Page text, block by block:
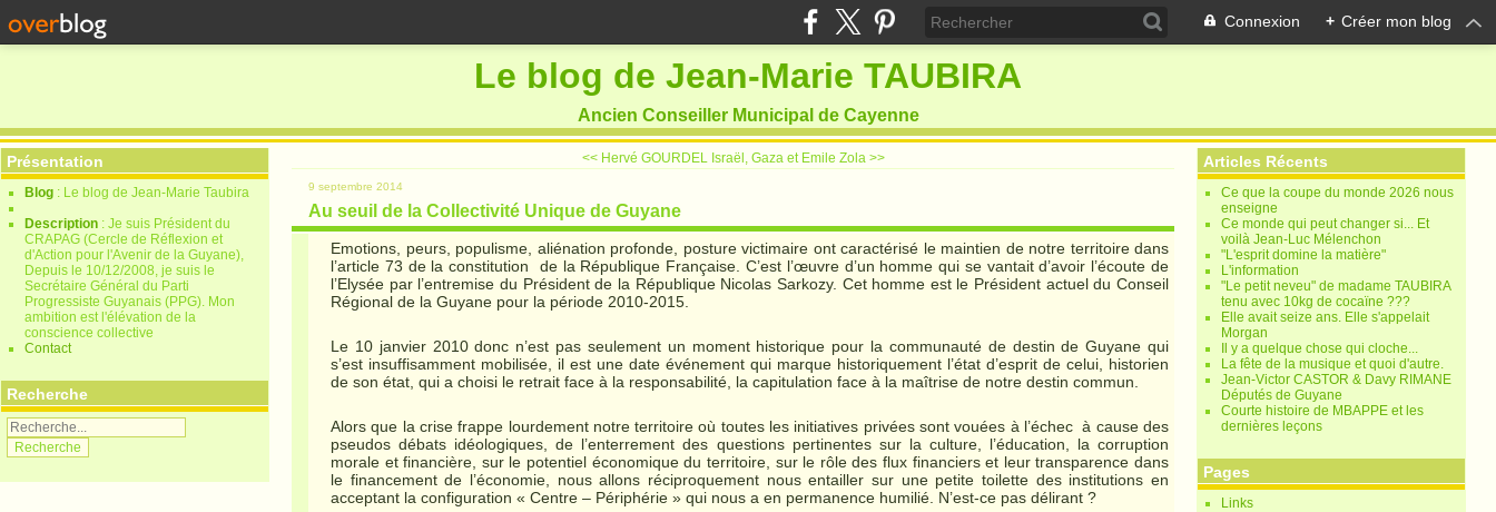
Connexion + Créer mon blog
Le blog de Jean-Marie TAUBIRA
Ancien Conseiller Municipal de Cayenne
Présentation
Blog : Le blog de Jean-Marie Taubira
Description : Je suis Président du
CRAPAG (Cercle de Réflexion et
d'Action pour l'Avenir de la Guyane),
Depuis le 10/12/2008, je suis le
Secrétaire Général du Parti
Progressiste Guyanais (PPG). Mon
ambition est l'élévation de la
conscience collective
Contact
Recherche
<< Hervé GOURDEL Israël, Gaza et Emile Zola >>
9 septembre 2014
Au seuil de la Collectivité Unique de Guyane
Emotions, peurs, populisme, aliénation profonde, posture victimaire ont caractérisé le maintien de notre territoire dans
l’article 73 de la constitution de la République Française. C’est l’œuvre d’un homme qui se vantait d’avoir l’écoute de
l’Elysée par l’entremise du Président de la République Nicolas Sarkozy. Cet homme est le Président actuel du Conseil
Régional de la Guyane pour la période 2010-2015.
Le 10 janvier 2010 donc n’est pas seulement un moment historique pour la communauté de destin de Guyane qui
s’est insuffisamment mobilisée, il est une date événement qui marque historiquement l’état d’esprit de celui, historien
de son état, qui a choisi le retrait face à la responsabilité, la capitulation face à la maîtrise de notre destin commun.
Alors que la crise frappe lourdement notre territoire où toutes les initiatives privées sont vouées à l’échec à cause des
pseudos débats idéologiques, de l’enterrement des questions pertinentes sur la culture, l’éducation, la corruption
morale et financière, sur le potentiel économique du territoire, sur le rôle des flux financiers et leur transparence dans
le financement de l’économie, nous allons réciproquement nous entailler sur une petite toilette des institutions en
acceptant la configuration « Centre – Périphérie » qui nous a en permanence humilié. N’est-ce pas délirant ?
Articles Récents
Ce que la coupe du monde 2026 nous
enseigne
Ce monde qui peut changer si... Et
voilà Jean-Luc Mélenchon
"L'esprit domine la matière"
L'information
"Le petit neveu" de madame TAUBIRA
tenu avec 10kg de cocaïne ???
Elle avait seize ans. Elle s'appelait
Morgan
Il y a quelque chose qui cloche...
La fête de la musique et quoi d'autre.
Jean-Victor CASTOR & Davy RIMANE
Députés de Guyane
Courte histoire de MBAPPE et les
dernières leçons
Pages
Links